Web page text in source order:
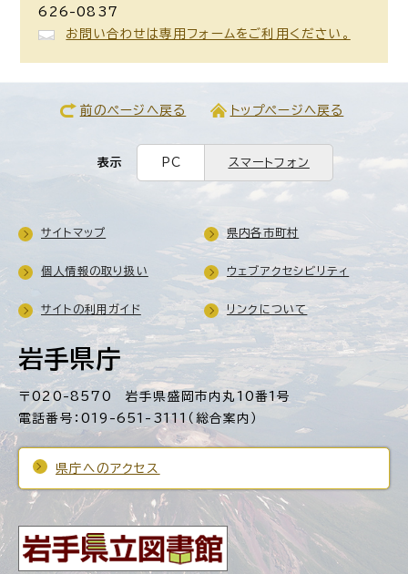
626-0837
お問い合わせは専用フォームをご利用ください。
前のページへ戻る トップページへ戻る
表示 PC スマートフォン
岩手県庁
〒020-8570 岩手県盛岡市内丸10番1号
電話番号：019-651-3111（総合案内）
県庁へのアクセス
サイトマップ 県内各市町村
個人情報の取り扱い ウェブアクセシビリティ
サイトの利用ガイド リンクについて